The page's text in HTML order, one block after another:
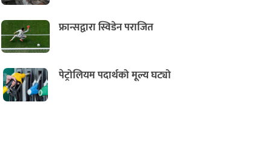
फ्रान्सद्वारा स्विडेन पराजित
पेट्रोलियम पदार्थको मूल्य घट्यो